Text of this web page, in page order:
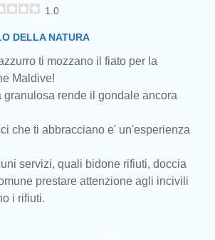
1.0
DELLA NATURA
ti mozzano il fiato per la
Maldive!
granulosa rende il gondale ancora
che ti abbracciano e' un'esperienza
servizi, quali bidone rifiuti, doccia
prestare attenzione agli incivili
i rifiuti.